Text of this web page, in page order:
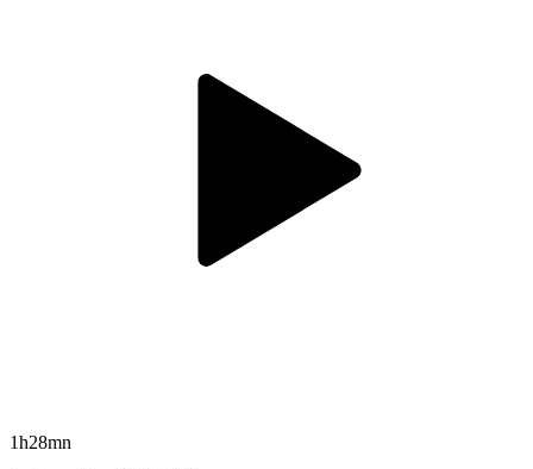
1h28mn